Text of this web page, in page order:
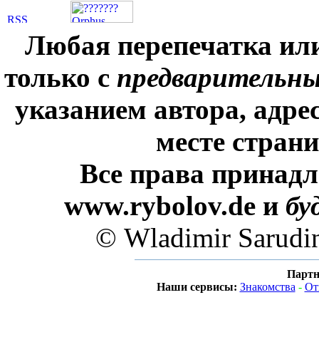
Любая перепечатка
только с
указанием автора,
месте
Все права
www.rybolov.de и
© Wladimir
Наши сервисы: Знакомства -